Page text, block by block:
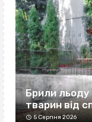
Брили льоду
тварин від
5 Серпня 2026